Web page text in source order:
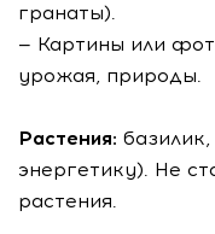
гранаты).
— Картины или
урожая, природы.
Растения:
энергетику). Не
растения.